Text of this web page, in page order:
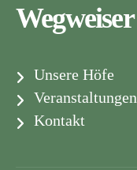
Wegweiser
Unsere Höfe
Veranstaltungen
Kontakt